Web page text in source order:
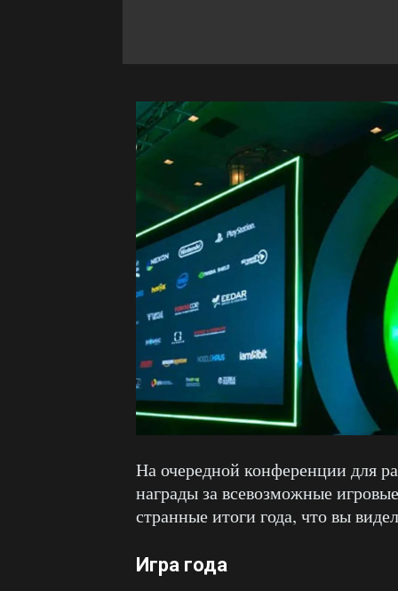
На очередной конференции для
награды за всевозможные
странные итоги года, что вы
Игра года